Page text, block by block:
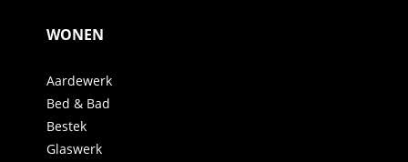
WONEN
Aardewerk
Bed & Bad
Bestek
Glaswerk